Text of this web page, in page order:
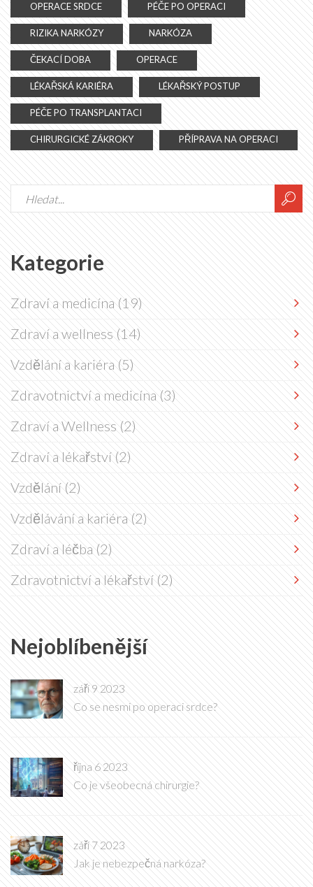
OPERACE SRDCE PÉČE PO OPERACI
RIZIKA NARKÓZY NARKÓZA
ČEKACÍ DOBA OPERACE
LÉKAŘSKÁ KARIÉRA LÉKAŘSKÝ POSTUP
PÉČE PO TRANSPLANTACI
CHIRURGICKÉ ZÁKROKY PŘÍPRAVA NA OPERACI
Kategorie
Zdraví a medicína(19)
Zdraví a wellness(14)
Vzdělání a kariéra(5)
Zdravotnictví a medicína(3)
Zdraví a Wellness(2)
Zdraví a lékařství(2)
Vzdělání(2)
Vzdělávání a kariéra(2)
Zdraví a léčba(2)
Zdravotnictví a lékařství(2)
Nejoblíbenější
září 9 2023
Co se nesmi po operaci srdce?
října 6 2023
Co je všeobecná chirurgie?
září 7 2023
Jak je nebezpečná narkóza?